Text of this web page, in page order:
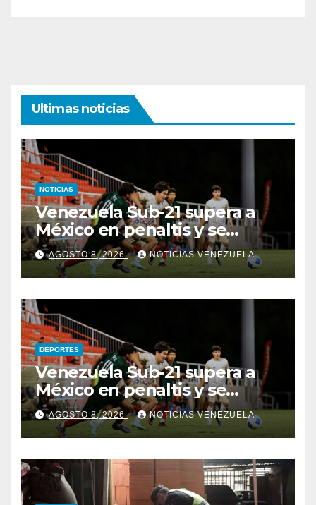
Ultimas noticias
NOTICIAS
Venezuela Sub-21 supera a
México en penaltis y se
adjudica el oro
AGOSTO 8, 2026 NOTICIAS VENEZUELA
DEPORTES
Venezuela Sub-21 supera a
México en penaltis y se
adjudica el oro
AGOSTO 8, 2026 NOTICIAS VENEZUELA